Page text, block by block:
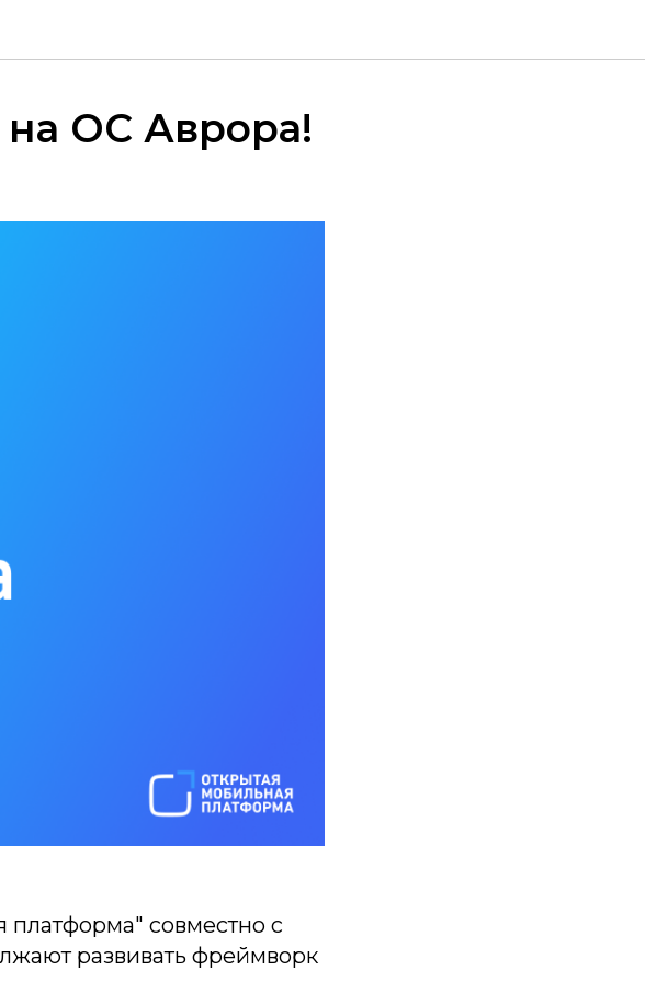
на ОС Аврора!
совместно с
развивать фреймворк